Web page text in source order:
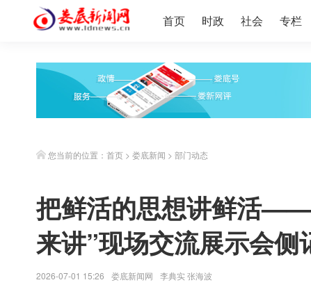
首页 时政 社会 专栏
您当前的位置： 首页 > 娄底新闻 > 部门动态
把鲜活的思想讲鲜活
来讲”现场交流展示会侧
2026-07-01 15:26 娄底新闻网 李典实 张海波